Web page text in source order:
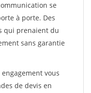
se
à porte. Des
qui prenaient du
sans garantie
vous
de devis en